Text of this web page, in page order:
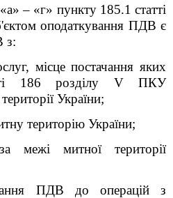
– «г» пункту 185.1 статті
оподаткування ПДВ є
з:
місце постачання яких
186 розділу VПКУ
України;
територію України;
межі митної території
ПДВ до операцій з